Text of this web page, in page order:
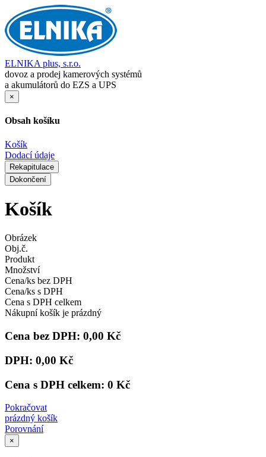
ELNIKA plus, s.r.o.
dovoz a prodej kamerových systémů
a akumulátorů do EZS a UPS
×
Obsah košíku
Košík
Dodací údaje
Rekapitulace
Dokončení
Košík
Obrázek
Obj.č.
Produkt
Množství
Cena/ks bez DPH
Cena/ks s DPH
Cena s DPH celkem
Nákupní košík je prázdný
Cena bez DPH: 0,00 Kč
DPH: 0,00 Kč
Cena s DPH celkem: 0 Kč
Pokračovat
prázdný košík
Porovnání
×